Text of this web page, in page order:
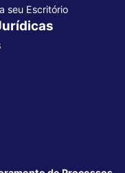
seu Escritório